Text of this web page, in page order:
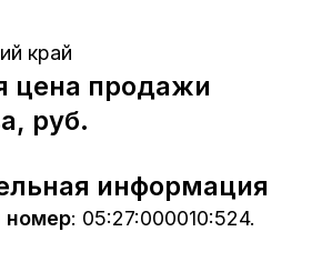
край
цена продажи
руб.
информация
номер: 05:27:000010:524.